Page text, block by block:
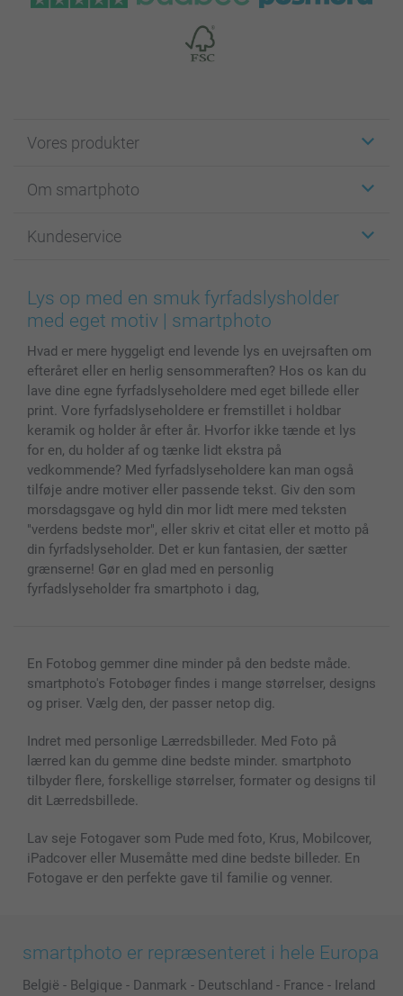
Vores produkter
Fotokort
Fotobøger
Billeder, Plakater & Fotohæfter
Cover til mobil & tablet
Fotokalender & Kalenderbog
Fotorammer & Tilbehør
Alle fotoprodukter
Om smartphoto
For affiliate
Cookie Policy
Sitemap
Investor Relations
Kundeservice
100% tilfredshedsgaranti
smartbonus
Status for ordrer
Lys op med en smuk fyrfadslysholder
med eget motiv | smartphoto
Hvad er mere hyggeligt end levende lys en uvejrsaften om
efteråret eller en herlig sensommeraften? Hos os kan du
lave dine egne fyrfadslyseholdere med eget billede eller
print. Vore fyrfadslyseholdere er fremstillet i holdbar
keramik og holder år efter år. Hvorfor ikke tænde et lys
for en, du holder af og tænke lidt ekstra på
vedkommende? Med fyrfadslyseholdere kan man også
tilføje andre motiver eller passende tekst. Giv den som
morsdagsgave og hyld din mor lidt mere med teksten
"verdens bedste mor", eller skriv et citat eller et motto på
din fyrfadslyseholder. Det er kun fantasien, der sætter
grænserne! Gør en glad med en personlig
fyrfadslyseholder fra smartphoto i dag,
En Fotobog gemmer dine minder på den bedste måde.
smartphoto's Fotobøger findes i mange størrelser, designs
og priser. Vælg den, der passer netop dig.
Indret med personlige Lærredsbilleder. Med Foto på
lærred kan du gemme dine bedste minder. smartphoto
tilbyder flere, forskellige størrelser, formater og designs til
dit Lærredsbillede.
Lav seje Fotogaver som Pude med foto, Krus, Mobilcover,
iPadcover eller Musemåtte med dine bedste billeder. En
Fotogave er den perfekte gave til familie og venner.
smartphoto er repræsenteret i hele Europa
België - Belgique - Danmark - Deutschland - France - Ireland